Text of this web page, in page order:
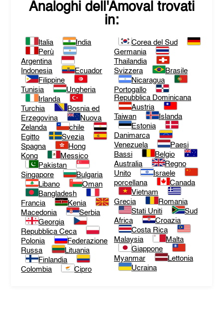
Analoghi dell'Amoval trovati
in:
Italia
India
Perù
Argentina
Indonesia
Ecuador
Filippine
Tunisia
Ungheria
Irlanda
Turchia
Bosnia ed
Erzegovina
Nuova
Zelanda
chile
Egitto
Svezia
Spagna
Hong
Kong
Messico
Pakistan
Singapore
Bulgaria
Libano
Oman
Bangladesh
Francia
Kenia
Macedonia
Serbia
Georgia
Repubblica Ceca
Polonia
Federazione
Russa
Lituania
Finlandia
Colombia
Cipro
Corea del Sud
Germania
Thailandia
Svizzera
Brasile
Nicaragua
Portogallo
Repubblica Dominicana
Austria
Taiwan
Islanda
Estonia
Danimarca
Venezuela
Paesi
Bassi
Belgio
Australia
Regno
Unito
Israele
porcellana
Canada
Vietnam
Grecia
Romania
Stati Uniti
Sud
Africa
Croazia
Costa Rica
Malaysia
Malta
Giappone
Myanmar
Lettonia
Ucraina